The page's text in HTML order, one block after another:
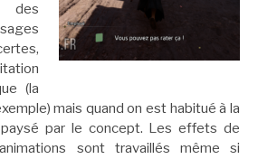
des
(la
mais quand on est habitué à la
par le concept. Les effets de
sont travaillés même si